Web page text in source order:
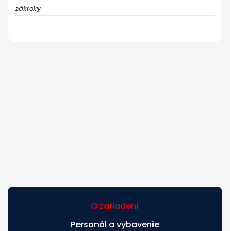
zákroky
O zariadení
Personál a vybavenie